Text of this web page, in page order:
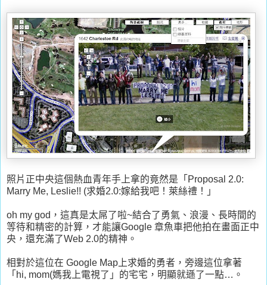
照片正中央這個熱血青年手上拿的竟然是「Proposal 2.0:
Marry Me, Leslie!! (求婚2.0:嫁給我吧！萊絲禮！」
oh my god，這真是太屌了啦~結合了勇氣、浪漫、長時間的
等待和精密的計算，才能讓Google 章魚車把他拍在畫面正中
央，還充滿了Web 2.0的精神。
相對於這位在 Google Map上求婚的勇者，旁邊這位拿著
「hi, mom(媽我上電視了」的宅宅，明顯就遜了一點…。